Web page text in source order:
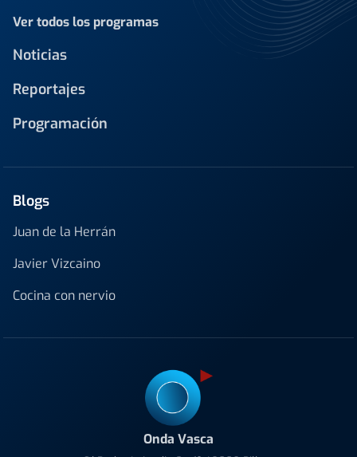
Ver todos los programas
Noticias
Reportajes
Programación
Blogs
Juan de la Herrán
Javier Vizcaino
Cocina con nervio
Onda Vasca